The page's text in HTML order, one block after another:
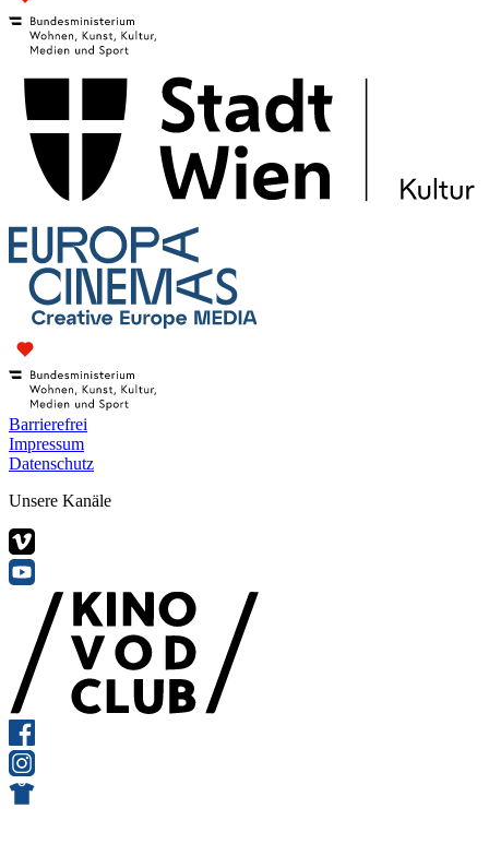
Barrierefrei
Impressum
Datenschutz
Unsere Kanäle